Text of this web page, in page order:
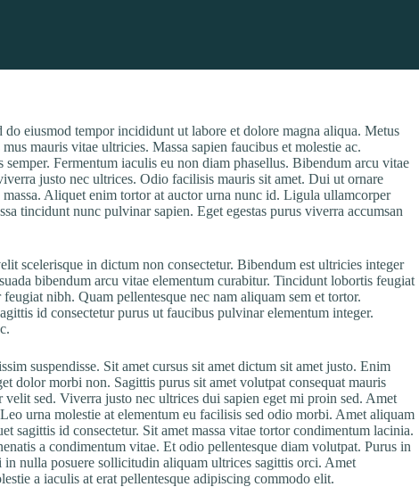
eiusmod tempor incididunt ut labore et dolore magna aliqua. Metus
mauris vitae ultricies. Massa sapien faucibus et molestie ac.
Fermentum iaculis eu non diam phasellus. Bibendum arcu vitae
justo nec ultrices. Odio facilisis mauris sit amet. Dui ut ornare
massa. Aliquet enim tortor at auctor urna nunc id. Ligula ullamcorper
tincidunt nunc pulvinar sapien. Eget egestas purus viverra accumsan
scelerisque in dictum non consectetur. Bibendum est ultricies integer
bibendum arcu vitae elementum curabitur. Tincidunt lobortis feugiat
nibh. Quam pellentesque nec nam aliquam sem et tortor.
id consectetur purus ut faucibus pulvinar elementum integer.
suspendisse. Sit amet cursus sit amet dictum sit amet justo. Enim
dolor morbi non. Sagittis purus sit amet volutpat consequat mauris
sed. Viverra justo nec ultrices dui sapien eget mi proin sed. Amet
urna molestie at elementum eu facilisis sed odio morbi. Amet aliquam
sagittis id consectetur. Sit amet massa vitae tortor condimentum lacinia.
a condimentum vitae. Et odio pellentesque diam volutpat. Purus in
nulla posuere sollicitudin aliquam ultrices sagittis orci. Amet
a iaculis at erat pellentesque adipiscing commodo elit.